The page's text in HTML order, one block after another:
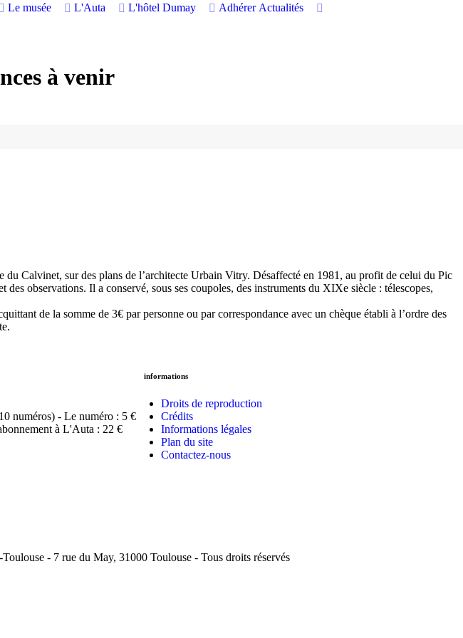
Le musée L'Auta L'hôtel Dumay Adhérer Actualités
à venir
Calvinet, sur des plans de l’architecte Urbain Vitry. Désaffecté en 1981, au profit de celui du Pic
observations. Il a conservé, sous ses coupoles, des instruments du XIXe siècle : télescopes,
de la somme de 3€ par personne ou par correspondance avec un chèque établi à l’ordre des
numéros) - Le numéro : 5 €
à L'Auta : 22 €
informations
Droits de reproduction
Crédits
Informations légales
Plan du site
Contactez-nous
- 7 rue du May, 31000 Toulouse - Tous droits réservés